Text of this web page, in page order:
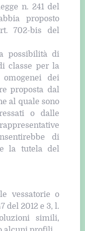
n. 241 del
proposto
702-bis del
possibilità di
classe per la
dei
proposta dal
al quale sono
o dalle
di
la tutela del
vessatorie o
del 2012 e 3, l.
simili,